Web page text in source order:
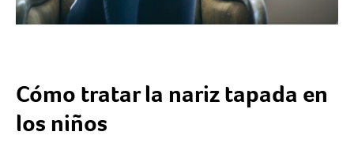
Cómo tratar la nariz tapada en
los niños